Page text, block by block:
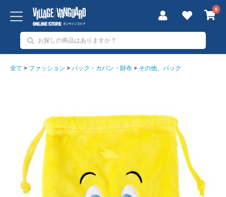
0
全て > ファッション > バック・カバン・財布 > その他、バック